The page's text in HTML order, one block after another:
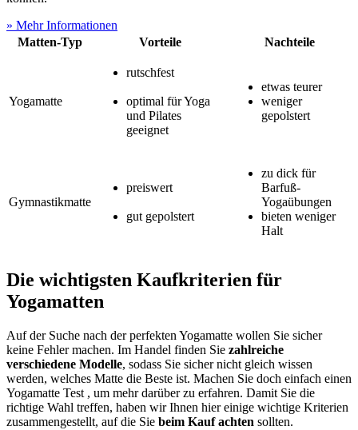
» Mehr Informationen
Matten-Typ
Vorteile Nachteile
Yogamatte
rutschfest
optimal für Yoga
und Pilates
geeignet
etwas teurer
weniger
gepolstert
Gymnastikmatte
preiswert
gut gepolstert
zu dick für
Barfuß-
Yogaübungen
bieten weniger
Halt
Die wichtigsten Kaufkriterien für
Yogamatten
Auf der Suche nach der perfekten Yogamatte wollen Sie sicher
keine Fehler machen. Im Handel finden Sie zahlreiche
verschiedene Modelle, sodass Sie sicher nicht gleich wissen
werden, welches Matte die Beste ist. Machen Sie doch einfach einen
Yogamatte Test , um mehr darüber zu erfahren. Damit Sie die
richtige Wahl treffen, haben wir Ihnen hier einige wichtige Kriterien
zusammengestellt, auf die Sie beim Kauf achten sollten.